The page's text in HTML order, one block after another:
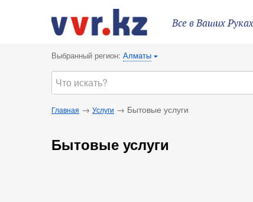
Все в Ваших Руках
Выбранный регион: Алматы {
Главная → Услуги → Бытовые услуги
Бытовые услуги